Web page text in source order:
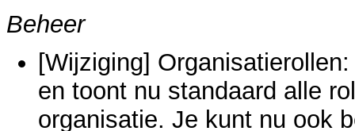
Beheer
[Wijziging]
en toont nu standaard alle
organisatie. Je kunt nu ook